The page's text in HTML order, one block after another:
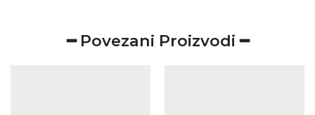
━ Povezani Proizvodi ━